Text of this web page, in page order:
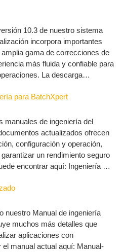
10.3 de nuestro sistema
incorpora importantes
gama de correcciones de
más fluida y confiable para
La descarga
para BatchXpert
manuales de ingeniería del
actualizados ofrecen
configuración y operación,
un rendimiento seguro
encontrar aquí: Ingeniería –
nuestro Manual de ingeniería
muchos más detalles que
aplicaciones con
manual actual aquí: Manual-